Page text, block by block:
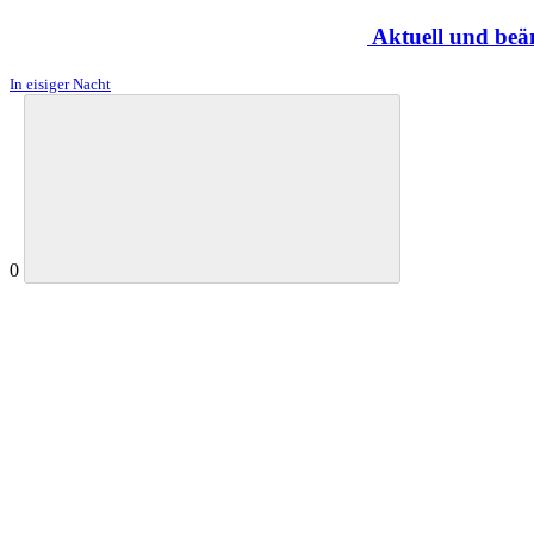
Aktuell und
In eisiger Nacht
0